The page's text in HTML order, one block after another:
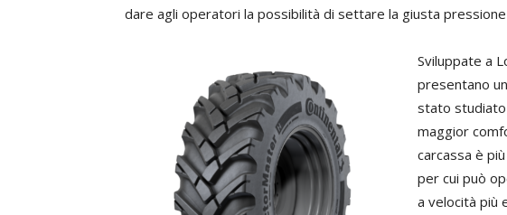
dare agli operatori la possibilità di settare la giusta
Sviluppate a
presentano
stato
maggior
carcassa è
per cui può
a velocità più